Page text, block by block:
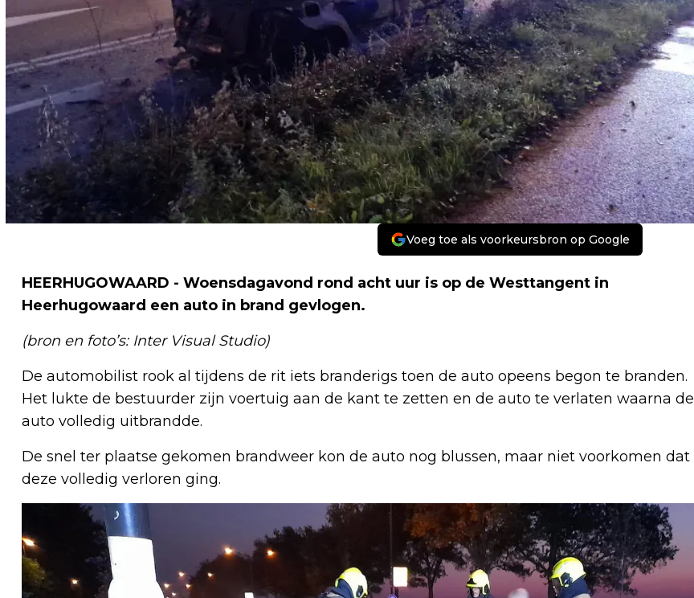
Voeg toe als voorkeursbron op Google
HEERHUGOWAARD - Woensdagavond rond acht uur is op de Westtangent in
Heerhugowaard een auto in brand gevlogen.
(bron en foto’s: Inter Visual Studio)
De automobilist rook al tijdens de rit iets branderigs toen de auto opeens begon te branden.
Het lukte de bestuurder zijn voertuig aan de kant te zetten en de auto te verlaten waarna de
auto volledig uitbrandde.
De snel ter plaatse gekomen brandweer kon de auto nog blussen, maar niet voorkomen dat
deze volledig verloren ging.